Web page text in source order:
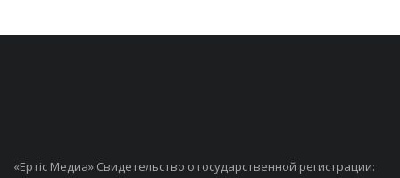
«Ертiс Медиа» Свидетельство о государственной регистрации: